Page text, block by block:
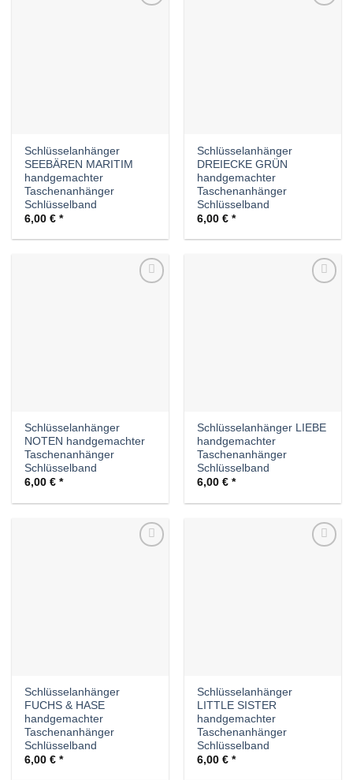
Schlüsselanhänger
SEEBÄREN MARITIM
handgemachter
Taschenanhänger
Schlüsselband
6,00€
Schlüsselanhänger
DREIECKE GRÜN
handgemachter
Taschenanhänger
Schlüsselband
6,00€
Schlüsselanhänger
NOTEN handgemachter
Taschenanhänger
Schlüsselband
6,00€
Schlüsselanhänger LIEBE
handgemachter
Taschenanhänger
Schlüsselband
6,00€
Schlüsselanhänger
FUCHS & HASE
handgemachter
Taschenanhänger
Schlüsselband
6,00€
Schlüsselanhänger
LITTLE SISTER
handgemachter
Taschenanhänger
Schlüsselband
6,00€